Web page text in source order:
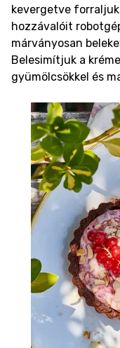
kevergetve
hozzávalóit
márványosan
Belesimítjuk a
gyümölcsökkel és